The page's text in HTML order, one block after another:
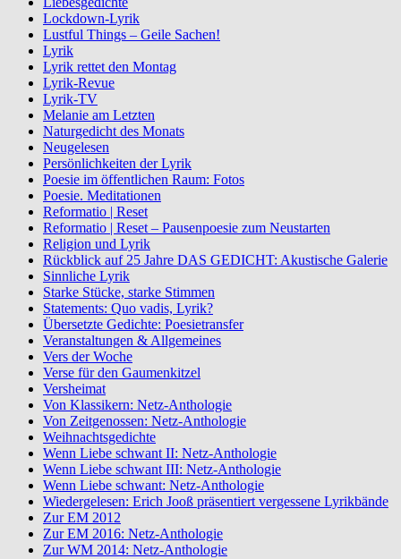
Lockdown-Lyrik
Lustful Things – Geile Sachen!
Lyrik
Lyrik rettet den Montag
Lyrik-Revue
Lyrik-TV
Melanie am Letzten
Naturgedicht des Monats
Neugelesen
Persönlichkeiten der Lyrik
Poesie im öffentlichen Raum: Fotos
Poesie. Meditationen
Reformatio | Reset
Reformatio | Reset – Pausenpoesie zum Neustarten
Religion und Lyrik
Rückblick auf 25 Jahre DAS GEDICHT: Akustische Galerie
Sinnliche Lyrik
Starke Stücke, starke Stimmen
Statements: Quo vadis, Lyrik?
Übersetzte Gedichte: Poesietransfer
Veranstaltungen & Allgemeines
Vers der Woche
Verse für den Gaumenkitzel
Versheimat
Von Klassikern: Netz-Anthologie
Von Zeitgenossen: Netz-Anthologie
Weihnachtsgedichte
Wenn Liebe schwant II: Netz-Anthologie
Wenn Liebe schwant III: Netz-Anthologie
Wenn Liebe schwant: Netz-Anthologie
Wiedergelesen: Erich Jooß präsentiert vergessene Lyrikbände
Zur EM 2012
Zur EM 2016: Netz-Anthologie
Zur WM 2014: Netz-Anthologie